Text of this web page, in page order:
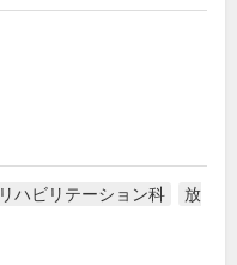
リハビリテーション科
放